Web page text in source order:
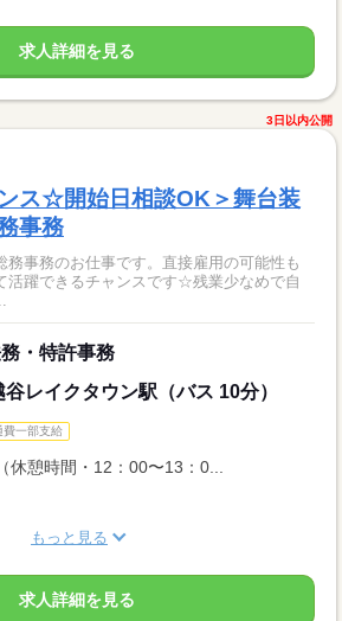
求人詳細を見る
3日以内公開
ス☆開始日相談OK＞舞台装
事務
務事務のお仕事です。直接雇用の可能性も
活躍できるチャンスです☆残業少なめで自
・特許事務
レイクタウン駅（バス 10分）
費一部支給
休憩時間・12：00〜13：0...
もっと見る
求人詳細を見る